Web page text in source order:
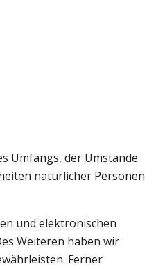
Umfangs, der Umstände
natürlicher Personen
und elektronischen
Weiteren haben wir
Ferner